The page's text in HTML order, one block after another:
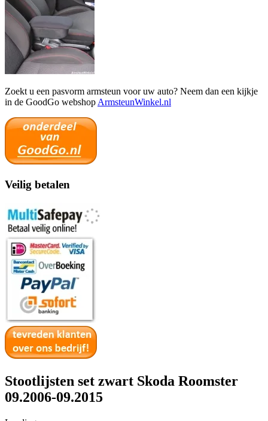
Zoekt u een pasvorm armsteun voor uw auto? Neem dan een kijkje
in de GoodGo webshop ArmsteunWinkel.nl
Veilig betalen
Stootlijsten set zwart Skoda Roomster
09.2006-09.2015